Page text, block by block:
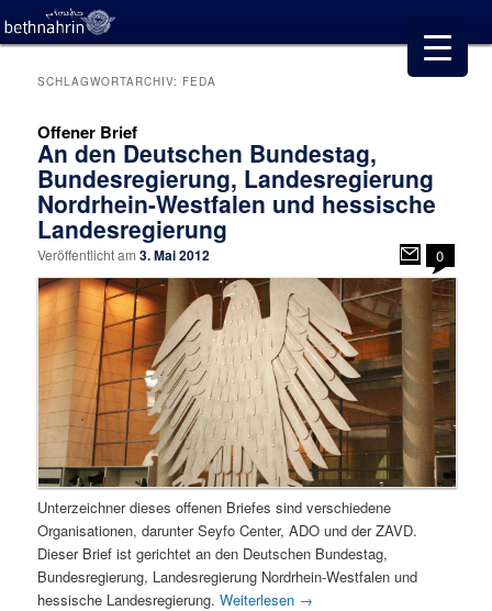
SCHLAGWORTARCHIV: FEDA
Offener Brief
An den Deutschen Bundestag,
Bundesregierung, Landesregierung
Nordrhein-Westfalen und hessische
Landesregierung
Veröffentlicht am3. Mai 2012 0
Unterzeichner dieses offenen Briefes sind verschiedene
Organisationen, darunter Seyfo Center, ADO und der ZAVD.
Dieser Brief ist gerichtet an den Deutschen Bundestag,
Bundesregierung, Landesregierung Nordrhein-Westfalen und
hessische Landesregierung.Weiterlesen →